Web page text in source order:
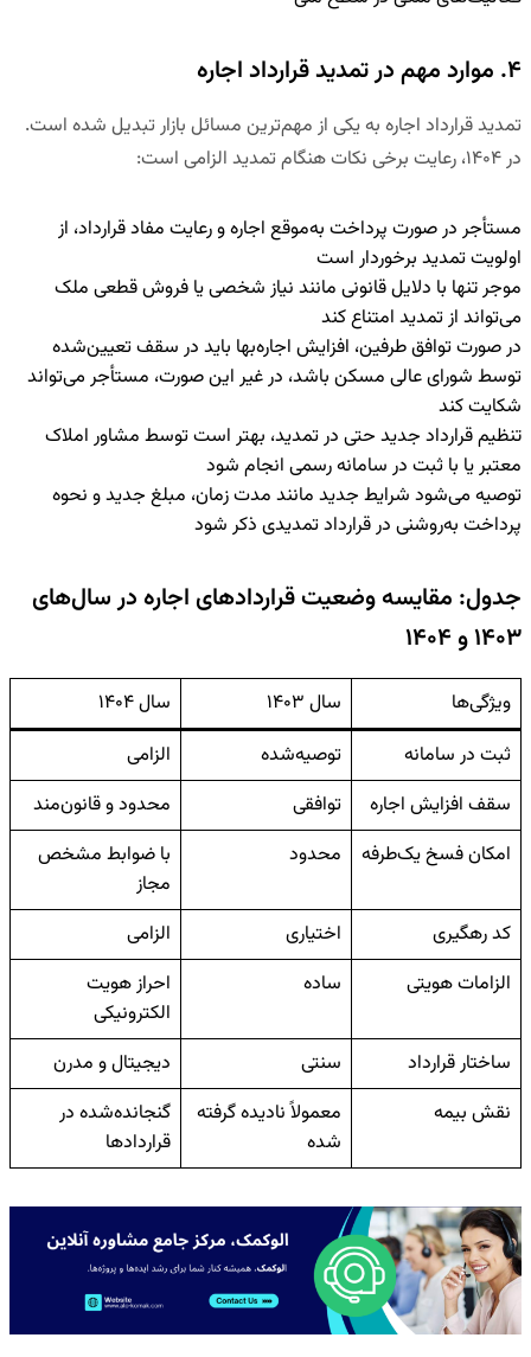
۴. موارد مهم در تمدید قرارداد اجاره
تمدید قرارداد اجاره به یکی از مهم‌ترین مسائل بازار تبدیل شده است.
در ۱۴۰۴، رعایت برخی نکات هنگام تمدید الزامی است:
مستأجر در صورت پرداخت به‌موقع اجاره و رعایت مفاد قرارداد، از
اولویت تمدید برخوردار است
موجر تنها با دلایل قانونی مانند نیاز شخصی یا فروش قطعی ملک
می‌تواند از تمدید امتناع کند
در صورت توافق طرفین، افزایش اجاره‌بها باید در سقف تعیین‌شده
توسط شورای عالی مسکن باشد، در غیر این صورت، مستأجر می‌تواند
شکایت کند
تنظیم قرارداد جدید حتی در تمدید، بهتر است توسط مشاور املاک
معتبر یا با ثبت در سامانه رسمی انجام شود
توصیه می‌شود شرایط جدید مانند مدت زمان، مبلغ جدید و نحوه
پرداخت به‌روشنی در قرارداد تمدیدی ذکر شود
جدول: مقایسه وضعیت قراردادهای اجاره در سال‌های
۱۴۰۳ و ۱۴۰۴
ویژگی‌ها سال ۱۴۰۳ سال۱۴۰۴
ثبت در سامانه
توصیه‌شده
الزامی
سقف افزایش اجاره
توافقی
محدود و قانون‌مند
امکان فسخ یک‌طرفه
محدود
با ضوابط مشخص
مجاز
کد رهگیری
اختیاری
الزامی
الزامات هویتی
ساده
احراز هویت
الکترونیکی
ساختار قرارداد
سنتی
دیجیتال و مدرن
نقش بیمه
معمولاً نادیده گرفته
شده
گنجانده‌شده در
قراردادها